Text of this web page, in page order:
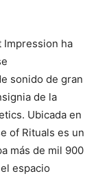
Impression ha
sonido de gran
de la
Ubicada en
of Rituals es un
más de mil 900
espacio